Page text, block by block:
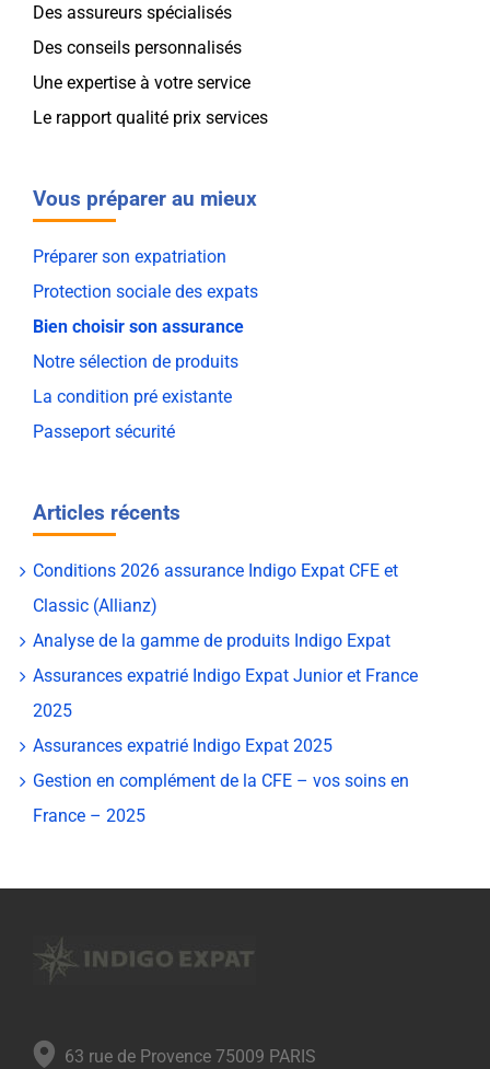
Des assureurs spécialisés
Des conseils personnalisés
Une expertise à votre service
Le rapport qualité prix services
Vous préparer au mieux
Préparer son expatriation
Protection sociale des expats
Bien choisir son assurance
Notre sélection de produits
La condition pré existante
Passeport sécurité
Articles récents
Conditions 2026 assurance Indigo Expat CFE et
Classic (Allianz)
Analyse de la gamme de produits Indigo Expat
Assurances expatrié Indigo Expat Junior et France
2025
Assurances expatrié Indigo Expat 2025
Gestion en complément de la CFE – vos soins en
France – 2025
63 rue de Provence 75009 PARIS